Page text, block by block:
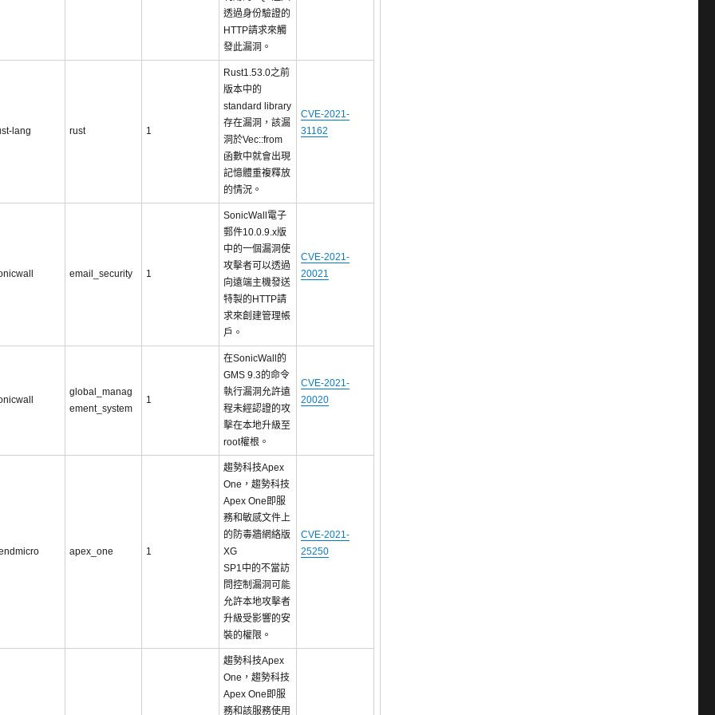
透過身份驗證的
HTTP請求來觸
發此漏洞。
lang rust 1
Rust1.53.0之前
版本中的
standard library
存在漏洞，該漏
洞於Vec::from
函數中就會出現
記憶體重複釋放
的情況。
CVE-2021-
31162
email_security 1
SonicWall電子
郵件10.0.9.x版
中的一個漏洞使
攻擊者可以透過
向遠端主機發送
特製的HTTP請
求來創建管理帳
戶。
CVE-2021-
20021
global_manag
ement_system
1
在SonicWall的
GMS 9.3的命令
執行漏洞允許遠
程未經認證的攻
擊在本地升級至
root權根。
CVE-2021-
20020
apex_one 1
趨勢科技Apex
One，趨勢科技
Apex One即服
務和敏感文件上
的防毒牆網絡版
XG
SP1中的不當訪
問控制漏洞可能
允許本地攻擊者
升級受影響的安
裝的權限。
CVE-2021-
25250
趨勢科技Apex
One，趨勢科技
Apex One即服
務和該服務使用